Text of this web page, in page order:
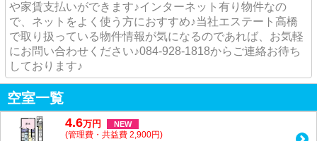
や家賃支払いができます♪インターネット有り物件なの
で、ネットをよく使う方におすすめ♪当社エステート高橋
で取り扱っている物件情報が気になるのであれば、お気軽
にお問い合わせください♪084-928-1818からご連絡お待ち
しております♪
空室一覧
4.6万円 NEW
(管理費・共益費 2,900円)